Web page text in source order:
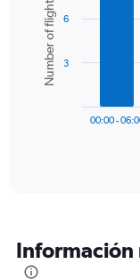
axis
displaying
values.
Range:
chart
with
bars.
The
categories.
The
graphic.
Number of flights
00:00 -
3
6
Información